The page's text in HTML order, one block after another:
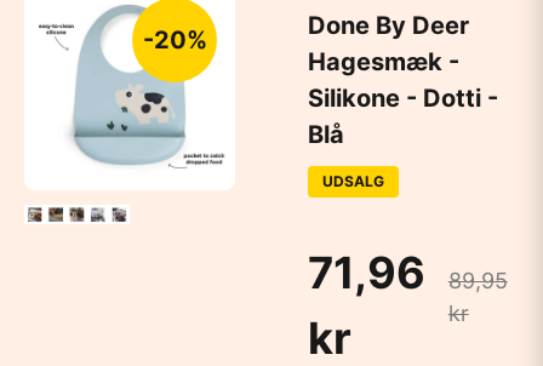
-20%
Done By Deer
Hagesmæk -
Silikone - Dotti -
Blå
UDSALG
71,96
kr
89,95
kr